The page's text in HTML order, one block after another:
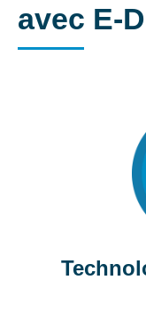
avec E-